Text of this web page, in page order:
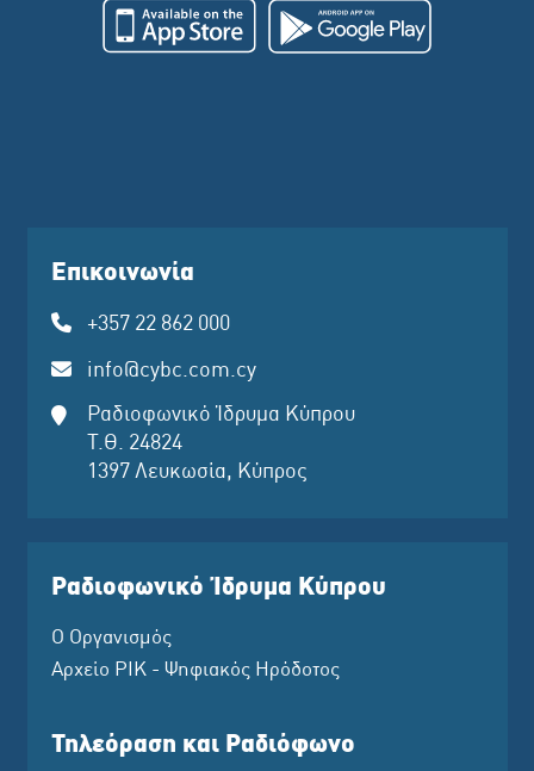
Επικοινωνία
+357 22 862 000
info@cybc.com.cy
Ραδιοφωνικό Ίδρυμα Κύπρου
Τ.Θ. 24824
1397 Λευκωσία, Κύπρος
Ραδιοφωνικό Ίδρυμα Κύπρου
Ο Οργανισμός
Αρχείο ΡΙΚ - Ψηφιακός Ηρόδοτος
Τηλεόραση και Ραδιόφωνο